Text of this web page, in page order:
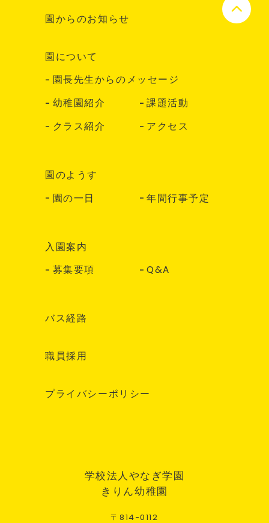
園からのお知らせ
園について
園長先生からのメッセージ
幼稚園紹介
課題活動
クラス紹介
アクセス
園のようす
園の一日
年間行事予定
入園案内
募集要項
Q&A
バス経路
職員採用
プライバシーポリシー
学校法人やなぎ学園
きりん幼稚園
〒814-0112